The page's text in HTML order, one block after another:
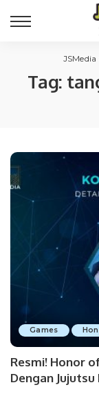
JSMedia
Tag:
Games
Resmi! Honor
Dengan Jujutsu